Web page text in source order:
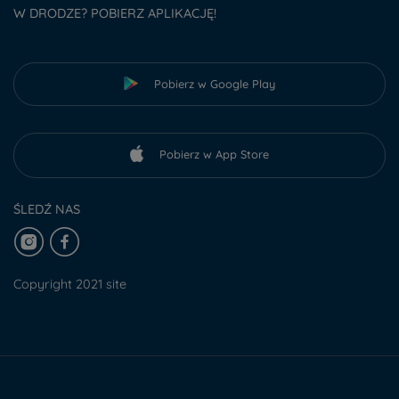
W DRODZE? POBIERZ APLIKACJĘ!
Pobierz w Google Play
Pobierz w App Store
ŚLEDŹ NAS
Copyright 2021 site